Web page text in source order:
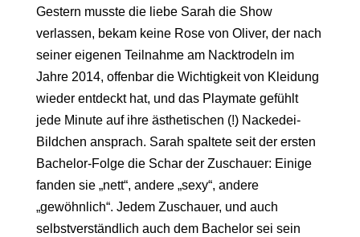
Gestern musste die liebe Sarah die Show
verlassen, bekam keine Rose von Oliver, der nach
seiner eigenen Teilnahme am Nacktrodeln im
Jahre 2014, offenbar die Wichtigkeit von Kleidung
wieder entdeckt hat, und das Playmate gefühlt
jede Minute auf ihre ästhetischen (!) Nackedei-
Bildchen ansprach. Sarah spaltete seit der ersten
Bachelor-Folge die Schar der Zuschauer: Einige
fanden sie „nett“, andere „sexy“, andere
„gewöhnlich“. Jedem Zuschauer, und auch
selbstverständlich auch dem Bachelor sei sein